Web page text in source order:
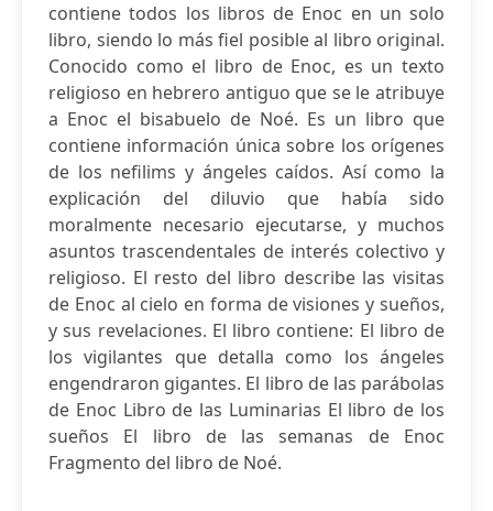
contiene todos los libros de Enoc en un solo
libro, siendo lo más fiel posible al libro original.
Conocido como el libro de Enoc, es un texto
religioso en hebrero antiguo que se le atribuye
a Enoc el bisabuelo de Noé. Es un libro que
contiene información única sobre los orígenes
de los nefilims y ángeles caídos. Así como la
explicación del diluvio que había sido
moralmente necesario ejecutarse, y muchos
asuntos trascendentales de interés colectivo y
religioso. El resto del libro describe las visitas
de Enoc al cielo en forma de visiones y sueños,
y sus revelaciones. El libro contiene: El libro de
los vigilantes que detalla como los ángeles
engendraron gigantes. El libro de las parábolas
de Enoc Libro de las Luminarias El libro de los
sueños El libro de las semanas de Enoc
Fragmento del libro de Noé.